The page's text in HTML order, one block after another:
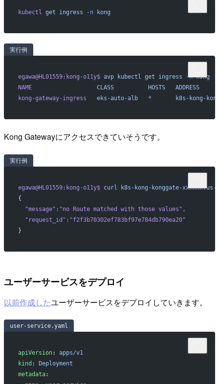
kubectl get ingress -n kong
実行例
egawa@HL01559:kong-o11y$ avp kubectl get ingress -n kong
NAME
                   CLASS
          HOSTS
   ADDRESS
kong-gateway-ingress
   eks-auto-alb
   *
k8s-kong-
Kong Gatewayにアクセスできていそうです。
実行例
egawa@HL01559:kong-o11y$ curl
k8s-kong-konggate-xxxxxx.us-
{
  "message"
: "no Route matched with those values" ,
  "request_id"
: "f2f3b70302ef783bf97e784db790ea20"
}
ユーザーサービスをデプロイ
以前作成したユーザーサービスをデプロイしていきます。
user-service.yaml
apiVersion: apps/v1
kind :
Deployment
metadata: